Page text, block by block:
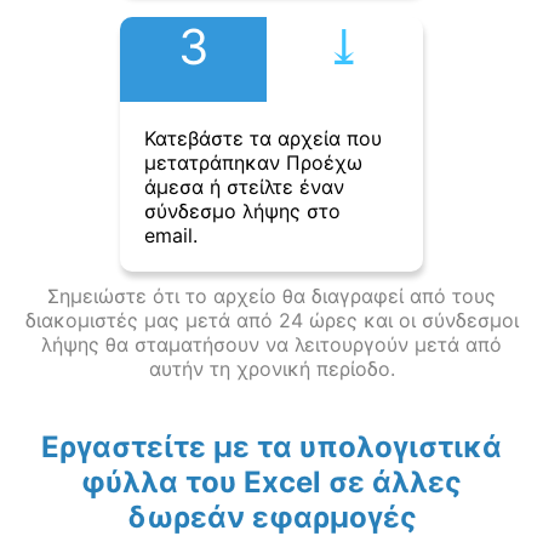
3 ⤓︎
Κατεβάστε τα αρχεία που
μετατράπηκαν Προέχω
άμεσα ή στείλτε έναν
σύνδεσμο λήψης στο
email.
Σημειώστε ότι το αρχείο θα διαγραφεί από τους
διακομιστές μας μετά από 24 ώρες και οι σύνδεσμοι
λήψης θα σταματήσουν να λειτουργούν μετά από
αυτήν τη χρονική περίοδο.
Εργαστείτε με τα υπολογιστικά
φύλλα του Excel σε άλλες
δωρεάν εφαρμογές